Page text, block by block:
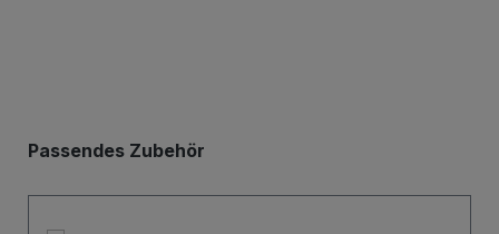
Produktgalerie überspringen
Passendes Zubehör